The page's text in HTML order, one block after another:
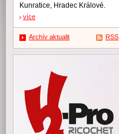
Kunratice, Hradec Králové.
více
Archív aktualit RSS